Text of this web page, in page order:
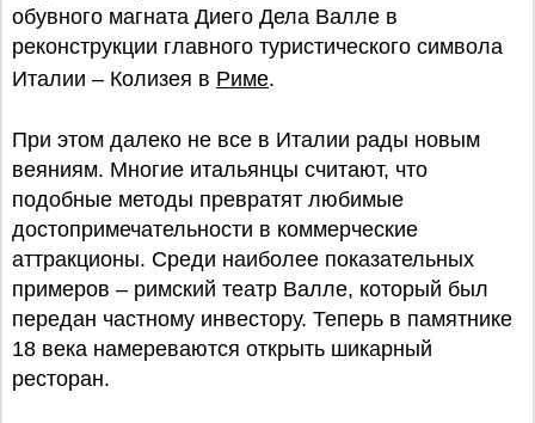
обувного магната Диего Дела Валле в
реконструкции главного туристического символа
Италии – Колизея в Риме.
При этом далеко не все в Италии рады новым
веяниям. Многие итальянцы считают, что
подобные методы превратят любимые
достопримечательности в коммерческие
аттракционы. Среди наиболее показательных
примеров – римский театр Валле, который был
передан частному инвестору. Теперь в памятнике
18 века намереваются открыть шикарный
ресторан.